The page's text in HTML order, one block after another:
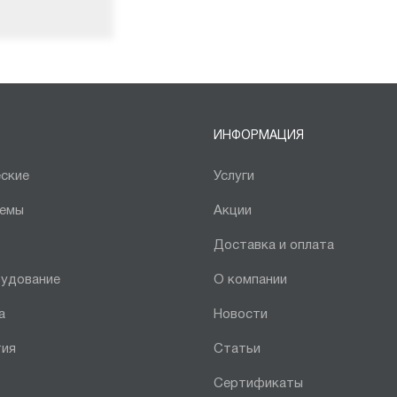
ИНФОРМАЦИЯ
Услуги
Акции
Доставка и оплата
О компании
Новости
Статьи
Сертификаты